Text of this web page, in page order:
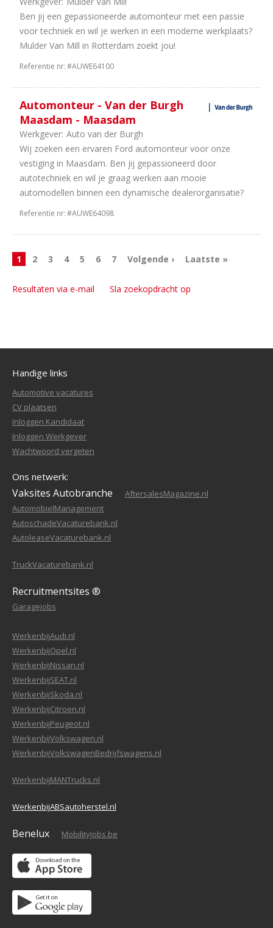
Ben jij een gepassioneerde automonteur met een passie
voor techniek en wil je werken in een moderne werkplaats?
Mulder Van Mill in Rotterdam zoekt jou!
Referentie nr:#AUWE64100
Automonteur - Van der Burgh
Maasdam - Maasdam
Werkgever: Auto van der Burgh
Wij zoeken een ervaren Ford automonteur voor onze
vestiging in Maasdam. Ben jij gepassioneerd door
autotechniek en wil je graag werken aan mooie
automodellen binnen een dynamische dealerorganisatie?
Referentie nr:#AUWE64098
1 2 3 4 5 6 7 Volgende › Laatste »
Resultaten via e-mail Sla zoekopdracht op
Handige links
Automotive vacatures
CV plaatsen
Inloggen Kandidaat
Inloggen Werkgever
Wachtwoord vergeten
Ons netwerk:
Vaksites Autobranche
AftersalesMagazine.nl
AutomobielManagement
AutoschadeVacaturebank.nl
AutoleaseVacaturebank.nl
TruckVacaturebank.nl
Recruitmentsites ®
Garagejobs
WerkenbijAudi.nl
WerkenbijOpel.nl
WerkenbijNissan.nl
WerkenbijSEAT.nl
WerkenbijSkoda.nl
WerkenbijCitroen.nl
WerkenbijPeugeot.nl
WerkenbijVolkswagen.nl
WerkenbijVolkswagenBedrijfswagens.nl
WerkenbijMANTrucks.nl
WerkenbijABSautoherstel.nl
Benelux MobilityJobs.be